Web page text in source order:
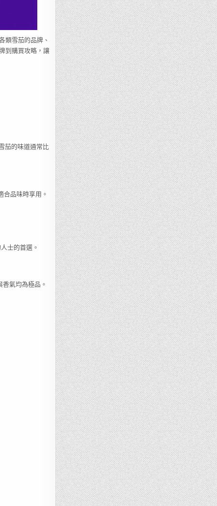
類雪茄的品牌、
到購買攻略，讓
茄的味道通常比
品味時享用。
士的首選。
氣均為極品。